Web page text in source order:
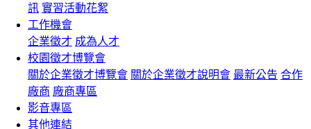
訊 實習活動花絮
工作機會
企業徵才 成為人才
校園徵才博覽會
關於企業徵才博覽會 關於企業徵才說明會 最新公告 合作
廠商 廠商專區
影音專區
其他連結